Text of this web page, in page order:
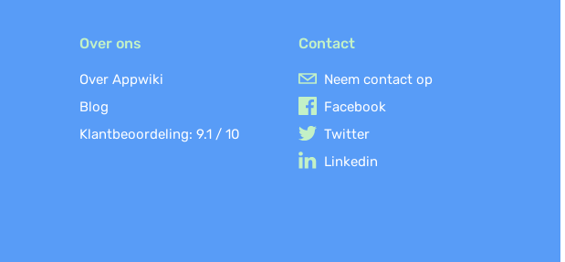
Over ons
Over Appwiki
Blog
Klantbeoordeling: 9.1 / 10
Contact
Neem contact op
Facebook
Twitter
Linkedin